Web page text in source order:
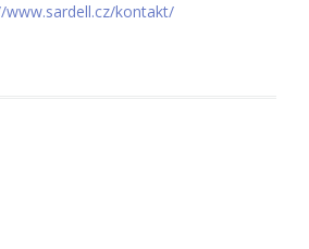
www.sardell.cz/kontakt/